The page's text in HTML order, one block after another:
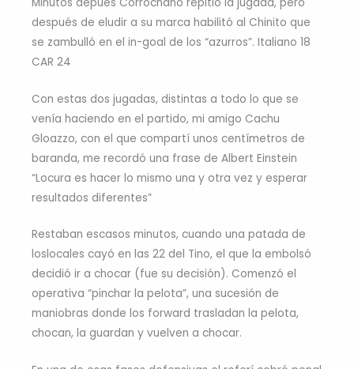
después de eludir a su marca habilitó al Chinito que
se zambulló en el in-goal de los “azurros”. Italiano 18
CAR 24
Con estas dos jugadas, distintas a todo lo que se
venía haciendo en el partido, mi amigo Cachu
Gloazzo, con el que compartí unos centímetros de
baranda, me recordó una frase de Albert Einstein
“Locura es hacer lo mismo una y otra vez y esperar
resultados diferentes”
Restaban escasos minutos, cuando una patada de
loslocales cayó en las 22 del Tino, el que la embolsó
decidió ir a chocar (fue su decisión). Comenzó el
operativa “pinchar la pelota”, una sucesión de
maniobras donde los forward trasladan la pelota,
chocan, la guardan y vuelven a chocar.